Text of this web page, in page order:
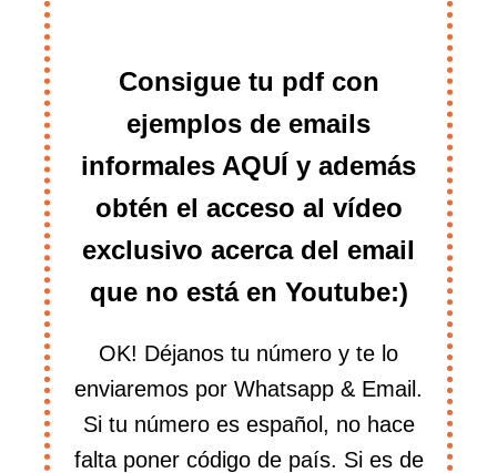
Consigue tu pdf con
ejemplos de emails
informales AQUÍ y además
obtén el acceso al vídeo
exclusivo acerca del email
que no está en Youtube:)
OK! Déjanos tu número y te lo
enviaremos por Whatsapp & Email.
Si tu número es español, no hace
falta poner código de país. Si es de